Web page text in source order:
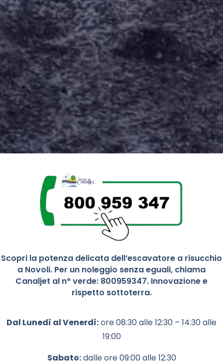
Scopri la potenza delicata dell’escavatore a risucchio
a Novoli. Per un noleggio senza eguali, chiama
Canaljet al n° verde: 800959347. Innovazione e
rispetto sottoterra.
Dal Lunedì al Venerdì:ore 08:30 alle 12:30 – 14:30 alle
19:00
Sabato:dalle ore 09:00 alle 12:30